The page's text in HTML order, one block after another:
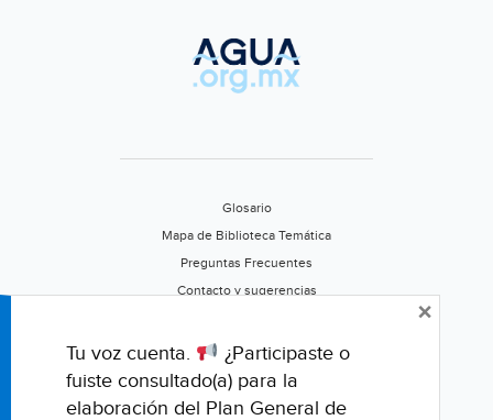
Glosario
Mapa de Biblioteca Temática
Preguntas Frecuentes
Contacto y sugerencias
Califica este portal
Tu voz cuenta.
¿Participaste o
fuiste consultado(a) para la
elaboración del Plan General de
×